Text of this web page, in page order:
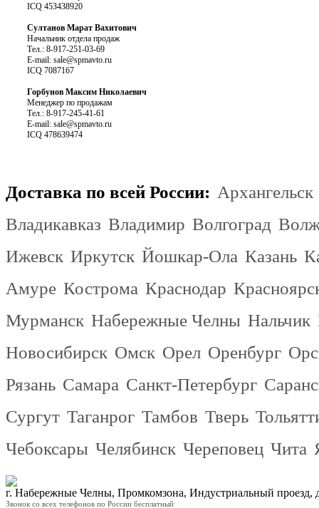
ICQ 453438920
Султанов Марат Вахитович
Начальник отдела продаж
Тел.: 8-917-251-03-69
E-mail: sale@spmavto.ru
ICQ 7087167
Горбунов Максим Николаевич
Менеджер по продажам
Тел.: 8-917-245-41-61
E-mail: sale@spmavto.ru
ICQ 478639474
Доставка по всей России: Архангельск
Владикавказ Владимир Волгоград
Ижевск Иркутск Йошкар-Ола Казань
Амуре Кострома Краснодар
Мурманск Набережные Челны Нальчик
Новосибирск Омск Орел Оренбург
Рязань Самара Санкт-Петербург
Сургут Таганрог Тамбов Тверь
Чебоксары Челябинск Череповец Чита
г. Набережные Челны, Промкомзона, Индустриальный
Звонок со всех телефонов по России бесплатный